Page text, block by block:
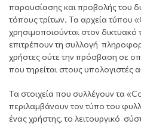
παρουσίασης και προβολής του
τόπους τρίτων. Τα αρχεία τύπου
χρησιμοποιούνται στον
επιτρέπουν τη συλλογή
χρήστες ούτε την πρόσβαση σε
που τηρείται στους υπολογιστές
Τα στοιχεία που συλλέγουν τα
περιλαμβάνουν τον τύπο του
ένας χρήστης, το λειτουργικό